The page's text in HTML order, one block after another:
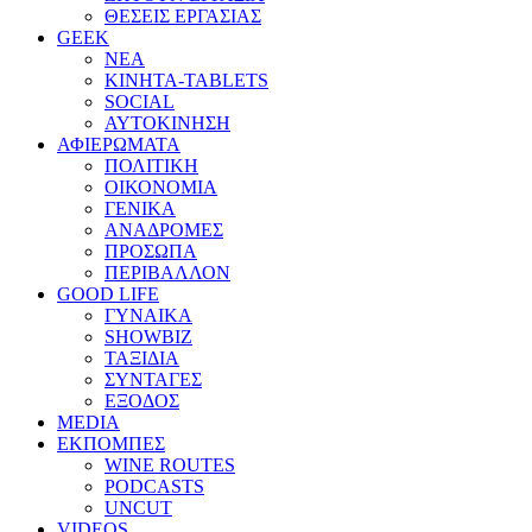
ΘΕΣΕΙΣ ΕΡΓΑΣΙΑΣ
GEEK
ΝΕΑ
ΚΙΝΗΤΑ-TABLETS
SOCIAL
ΑΥΤΟΚΙΝΗΣΗ
ΑΦΙΕΡΩΜΑΤΑ
ΠΟΛΙΤΙΚΗ
ΟΙΚΟΝΟΜΙΑ
ΓΕΝΙΚΑ
ΑΝΑΔΡΟΜΕΣ
ΠΡΟΣΩΠΑ
ΠΕΡΙΒΑΛΛΟΝ
GOOD LIFE
ΓΥΝΑΙΚΑ
SHOWBIZ
ΤΑΞΙΔΙΑ
ΣΥΝΤΑΓΕΣ
ΕΞΟΔΟΣ
MEDIA
ΕΚΠΟΜΠΕΣ
WINE ROUTES
PODCASTS
UNCUT